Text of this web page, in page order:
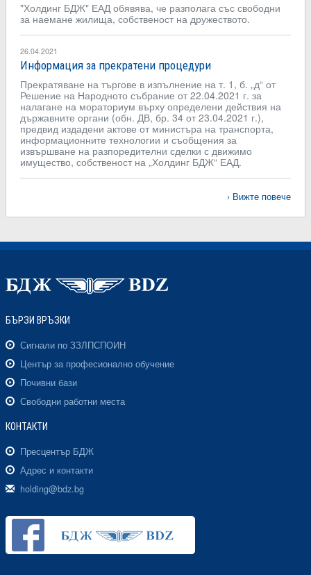
"Холдинг БДЖ" ЕАД обявява, че разполага със свободни
за наемане жилища, собственост на дружеството.
26.04.2021
Информация за прекратени процедури
Прекратяване на търгове в изпълнение на т. 1, б. „д“ от
Решение на Народното събрание от 22.04.2021 г. за
налагане на мораториум върху определени действия на
държавните органи (обн. ДВ, бр. 34 от 23.04.2021 г.),
предвид издадени актове от министъра на транспорта,
информационните технологии и съобщения за
извършване на разпоредителни сделки с движимо
имущество, собственост на „Холдинг БДЖ“ ЕАД.
Вижте повече
БЪРЗИ ВРЪЗКИ
Сигнали по ЗЗЛПСПОИН
Център за професионално обучение
Почивни бази
Свободни работни места
КОНТАКТИ
Пресцентър БДЖ
Адрес и контакти
holding@bdz.bg